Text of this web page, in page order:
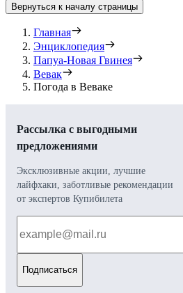
Вернуться к началу страницы
Главная
Энциклопедия
Папуа-Новая Гвинея
Вевак
Погода в Веваке
Рассылка с выгодными
предложениями
Эксклюзивные акции, лучшие
лайфхаки, заботливые рекомендации
от экспертов Купибилета
Подписаться